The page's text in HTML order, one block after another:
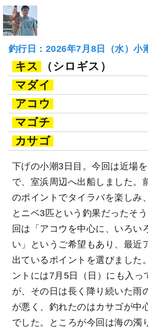
釣行日：2026年7月8日（水）小潮
キス （シロギス）
マダイ
アコウ
マゴチ